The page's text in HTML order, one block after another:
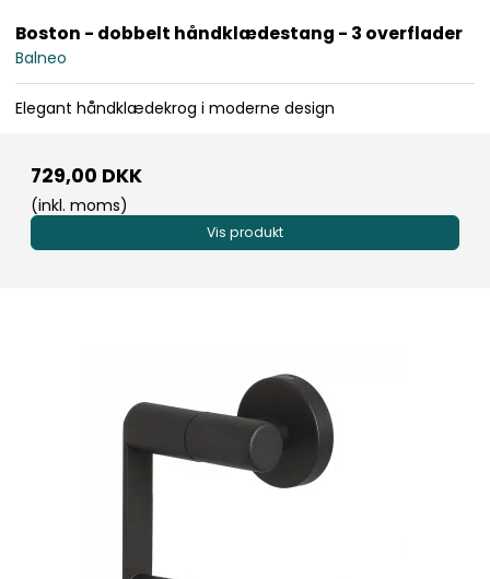
Boston - dobbelt håndklædestang - 3 overflader
Balneo
Elegant håndklædekrog i moderne design
729,00 DKK
(inkl. moms)
Vis produkt